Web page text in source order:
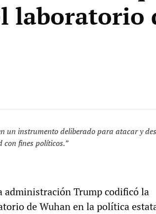
laboratorio
un instrumento deliberado para atacar y
con fines políticos.”
administración Trump codificó la
de Wuhan en la política